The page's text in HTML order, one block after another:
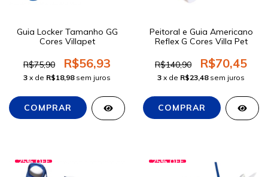
Guia Locker Tamanho GG
Cores Villapet
R$75,90 R$56,93
3 x de R$18,98 sem juros
Peitoral e Guia Americano
Reflex G Cores Villa Pet
R$140,90 R$70,45
3 x de R$23,48 sem juros
25%OFF 25%OFF